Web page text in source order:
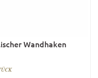
Wandhaken